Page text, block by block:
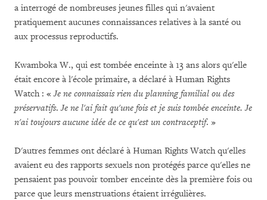
a interrogé de nombreuses jeunes filles qui n'avaient
pratiquement aucunes connaissances relatives à la santé ou
aux processus reproductifs.
Kwamboka W., qui est tombée enceinte à 13 ans alors qu'elle
était encore à l'école primaire, a déclaré à Human Rights
Watch : «Je ne connaissais rien du planning familial ou des
préservatifs.Je ne l'ai fait qu'une fois et je suis tombée enceinte. Je
n'ai toujours aucune idée de ce qu'est un contraceptif. »
D'autres femmes ont déclaré à Human Rights Watch qu'elles
avaient eu des rapports sexuels non protégés parce qu'elles ne
pensaient pas pouvoir tomber enceinte dès la première fois ou
parce que leurs menstruations étaient irrégulières.